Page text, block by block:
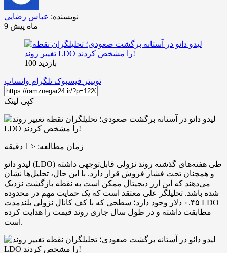
نویسنده: عباس رضایی
9 ماه پیش
بازدید 100
توییتر فیسبوک تلگرام واتساپ
کپی لینک
زمان مطالعه: < 1 دقیقه
لیدو دائو (LDO) طی هفته‌های گذشته روند نزولی قابل‌توجهی داشته
و همچنان تحت فشار فروش قرار دارد. با این حال، تحلیل‌ها نشان
می‌دهند که این ارز دیجیتال ممکن است به نقطه بازگشت نزدیک
شده باشد. تحلیلگر علی معتقد است که یک حمایت مهم در محدوده
۰.۴۵ دلار وجود دارد؛ سطحی که با کف کانال نزولی بلندمدت LDO
مطابقت داشته و در طول سال جاری روند قیمت را هدایت کرده
است.